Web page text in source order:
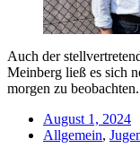
Auch der
Meinberg ließ es sich
morgen zu beobachten.
August 1, 2024
Allgemein,